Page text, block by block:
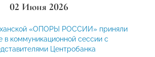
02 Июня 2026
«ОПОРЫ РОССИИ» приняли
в коммуникационной сессии с
Центробанка